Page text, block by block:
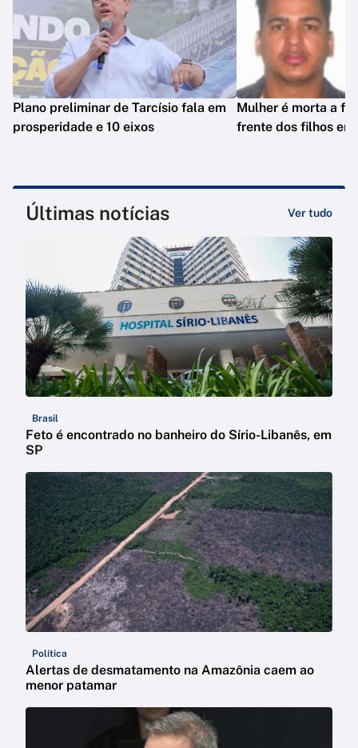
Plano preliminar de Tarcísio fala em
prosperidade e 10 eixos
Mulher é morta a
frente dos filhos em
Últimas notícias Ver tudo
Brasil
Feto é encontrado no banheiro do Sírio-Libanês, em
SP
Política
Alertas de desmatamento na Amazônia caem ao
menor patamar